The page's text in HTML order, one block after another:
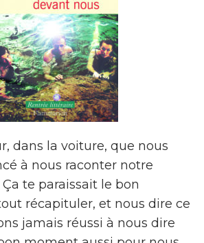
dans la voiture, que nous
à nous raconter notre
te paraissait le bon
récapituler, et nous dire ce
jamais réussi à nous dire